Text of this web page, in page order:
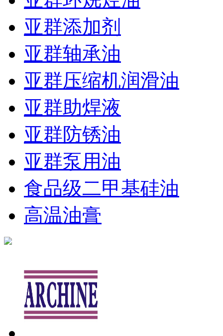
亚群添加剂
亚群轴承油
亚群压缩机润滑油
亚群助焊液
亚群防锈油
亚群泵用油
食品级二甲基硅油
高温油膏